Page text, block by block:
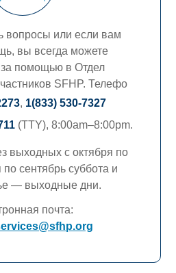
вопросы или если вам
вы всегда можете
за помощью в Отдел
SFHP. Телефо
, 1(833) 530-7327
(TTY), 8:00am–8:00pm.
выходных с октября по
по сентябрь суббота и
— выходные дни.
почта: